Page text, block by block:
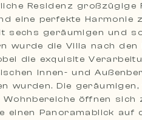
Residenz großzügige
eine perfekte Harmonie
sechs geräumigen und
wurde die Villa nach
die exquisite
Innen- und
wurden. Die
öffnen sich
einen Panoramablick auf